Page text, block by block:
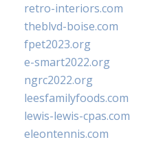
retro-interiors.com
theblvd-boise.com
fpet2023.org
e-smart2022.org
ngrc2022.org
leesfamilyfoods.com
lewis-lewis-cpas.com
eleontennis.com